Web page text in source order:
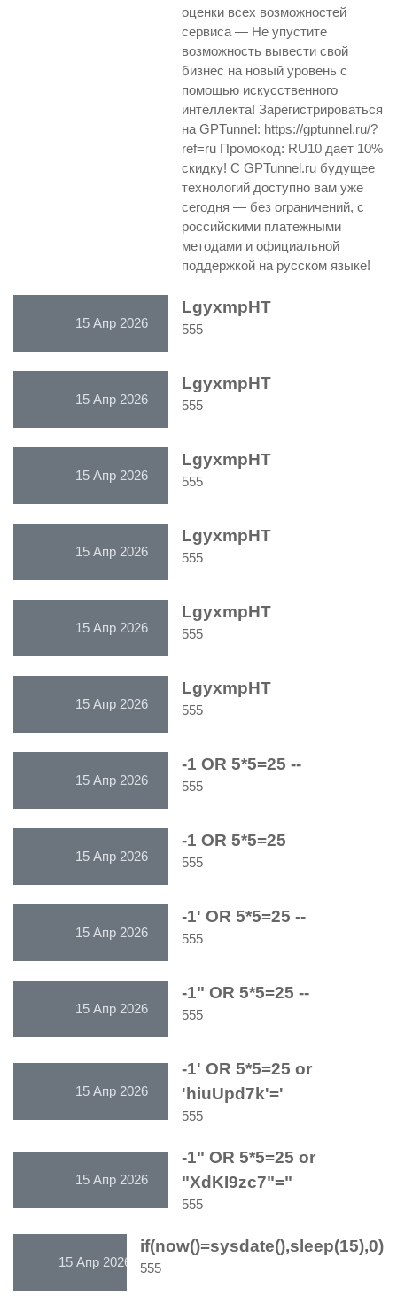
оценки всех возможностей
сервиса — Не упустите
возможность вывести свой
бизнес на новый уровень с
помощью искусственного
интеллекта! Зарегистрироваться
на GPTunnel: https://gptunnel.ru/?
ref=ru Промокод: RU10 дает 10%
скидку! С GPTunnel.ru будущее
технологий доступно вам уже
сегодня — без ограничений, с
российскими платежными
методами и официальной
поддержкой на русском языке!
15 Апр 2026
LgyxmpHT
555
15 Апр 2026
LgyxmpHT
555
15 Апр 2026
LgyxmpHT
555
15 Апр 2026
LgyxmpHT
555
15 Апр 2026
LgyxmpHT
555
15 Апр 2026
LgyxmpHT
555
15 Апр 2026
-1 OR 5*5=25 --
555
15 Апр 2026
-1 OR 5*5=25
555
15 Апр 2026
-1' OR 5*5=25 --
555
15 Апр 2026
-1" OR 5*5=25 --
555
15 Апр 2026
-1' OR 5*5=25 or
'hiuUpd7k'='
555
15 Апр 2026
-1" OR 5*5=25 or
"XdKI9zc7"="
555
15 Апр 2026
if(now()=sysdate(),sleep(15),0)
555